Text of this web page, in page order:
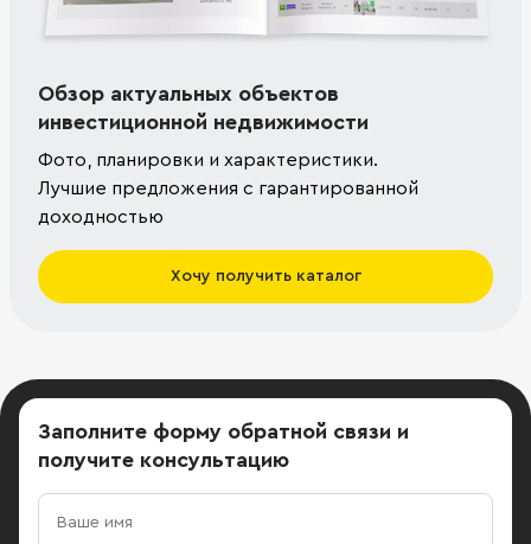
Обзор актуальных объектов
инвестиционной недвижимости
Фото, планировки и характеристики.
Лучшие предложения с гарантированной
доходностью
Хочу получить каталог
Заполните форму обратной связи и
получите консультацию